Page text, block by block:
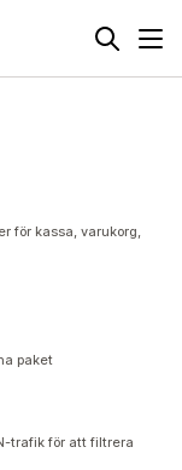
för kassa, varukorg,
paket
trafik för att filtrera